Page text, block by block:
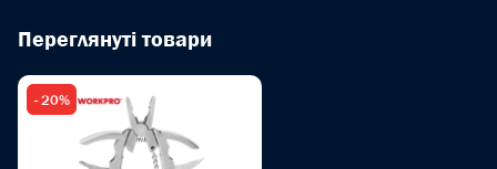
Переглянуті товари
- 20%